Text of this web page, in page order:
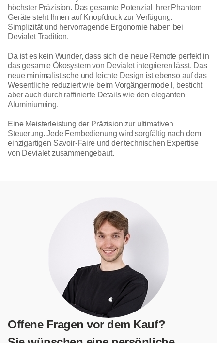
höchster Präzision. Das gesamte Potenzial Ihrer Phantom
Geräte steht Ihnen auf Knopfdruck zur Verfügung.
Simplizität und hervorragende Ergonomie haben bei
Devialet Tradition.
Da ist es kein Wunder, dass sich die neue Remote perfekt in
das gesamte Ökosystem von Devialet integrieren lässt. Das
neue minimalistische und leichte Design ist ebenso auf das
Wesentliche reduziert wie beim Vorgängermodell, besticht
aber auch durch raffinierte Details wie den eleganten
Aluminiumring.
Eine Meisterleistung der Präzision zur ultimativen
Steuerung. Jede Fernbedienung wird sorgfältig nach dem
einzigartigen Savoir-Faire und der technischen Expertise
von Devialet zusammengebaut.
Offene Fragen vor dem Kauf?